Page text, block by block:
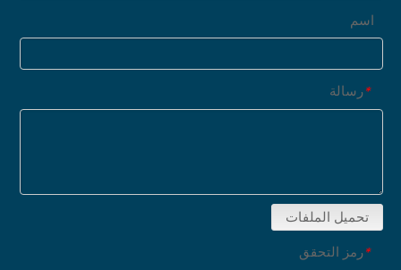
اسم
*رسالة
تحميل الملفات
*رمز التحقق